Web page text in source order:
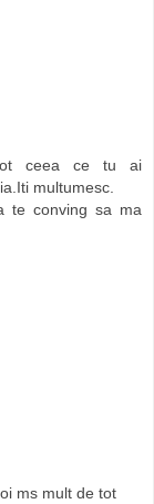
ceea ce tu ai
multumesc.
te conving sa ma
ms mult de tot